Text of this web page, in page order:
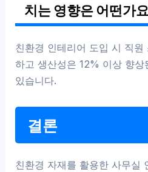
치는 영향은 어떤가
친환경 인테리어 도입 시 직
하고 생산성은 12% 이상 향
있습니다.
결론
친환경 자재를 활용한 사무실